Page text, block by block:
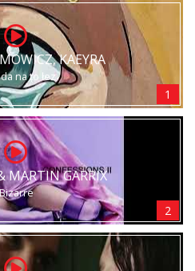
KAEYRA
na to łez
1
MARTIN GARRIX
2